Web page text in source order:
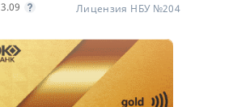
3.09 Лицензия НБУ №204